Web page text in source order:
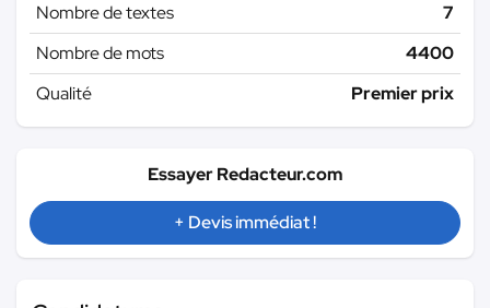
Nombre de textes
7
Nombre de mots
4400
Qualité
Premier prix
Essayer Redacteur.com
+ Devis immédiat !